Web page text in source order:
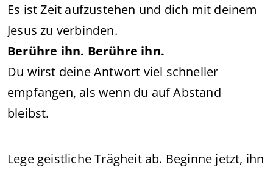
Es ist Zeit aufzustehen und dich mit deinem
Jesus zu verbinden.
Berühre ihn. Berühre ihn.
Du wirst deine Antwort viel schneller
empfangen, als wenn du auf Abstand
bleibst.
Lege geistliche Trägheit ab. Beginne jetzt, ihn